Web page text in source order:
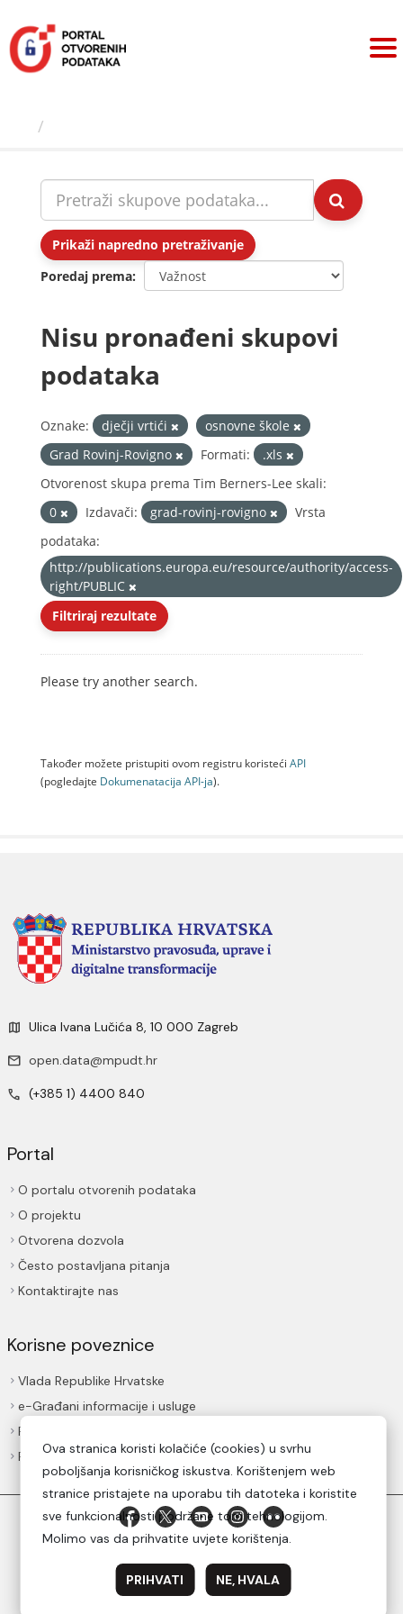
sadržaj
Prikaži napredno pretraživanje
Poredaj prema
Nisu pronađeni skupovi
podataka
Oznake: dječji vrtići
osnovne škole
Grad Rovinj-Rovigno
Formati:
.xls
Otvorenost skupa prema Tim Berners-Lee skali:
0
Izdavači: grad-rovinj-rovigno
Vrsta
podataka:
http://publications.europa.eu/resource/authority/access-
right/PUBLIC
Filtriraj rezultate
Please try another search.
Također možete pristupiti ovom registru koristeći API
(pogledajte Dokumenаtаcijа API-jа).